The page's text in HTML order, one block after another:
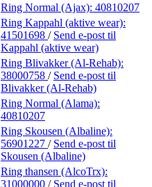
Ring Normal (Ajax): 40810207
Ring Kappahl (aktive wear):
41501698 / Send e-post til
Kappahl (aktive wear)
Ring Blivakker (Al-Rehab):
38000758 / Send e-post til
Blivakker (Al-Rehab)
Ring Normal (Alama):
40810207
Ring Skousen (Albaline):
56901227 / Send e-post til
Skousen (Albaline)
Ring thansen (AlcoTrx):
31000000 / Send e-post til